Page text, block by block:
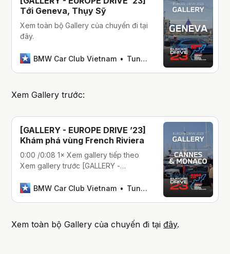
Tới Geneva, Thụy Sỹ
Xem toàn bộ Gallery của chuyến đi tại
đây.
BMW Car Club Vietnam Tung Lam Nguyen
Xem Gallery trước:
[GALLERY - EUROPE DRIVE ’23]
Khám phá vùng French Riviera
0:00 /0:08 1× Xem gallery tiếp theo
Xem gallery trước [GALLERY -
70 khúc cua đèo Stelvio0:00 /0:11 1×
French Riviera0:00 /0:08 1× Xem toàn
bộ
BMW Car Club Vietnam Tung Lam Nguyen
Xem toàn bộ Gallery của chuyến đi tạiđây.